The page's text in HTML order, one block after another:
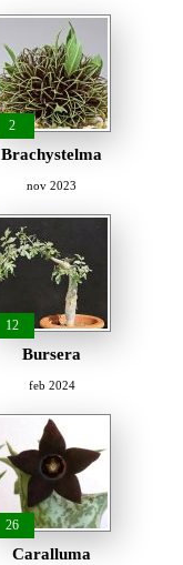
2
Brachystelma
nov 2023
12
Bursera
feb 2024
26
Caralluma